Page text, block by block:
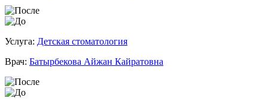
Услуга: Детская стоматология
Врач: Батырбекова Айжан Кайратовна